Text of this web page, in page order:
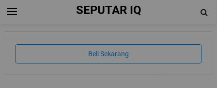
SEPUTAR IQ
Beli Sekarang